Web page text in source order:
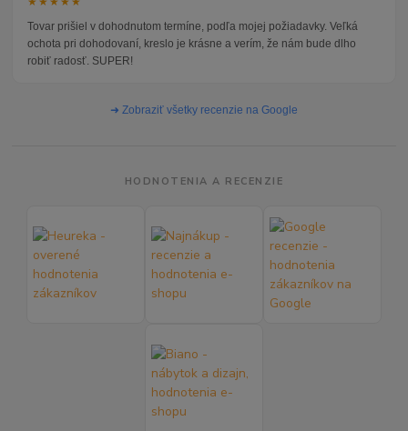
Tovar prišiel v dohodnutom termíne, podľa mojej požiadavky. Veľká
ochota pri dohodovaní, kreslo je krásne a verím, že nám bude dlho
robiť radosť. SUPER!
➜ Zobraziť všetky recenzie na Google
HODNOTENIA A RECENZIE